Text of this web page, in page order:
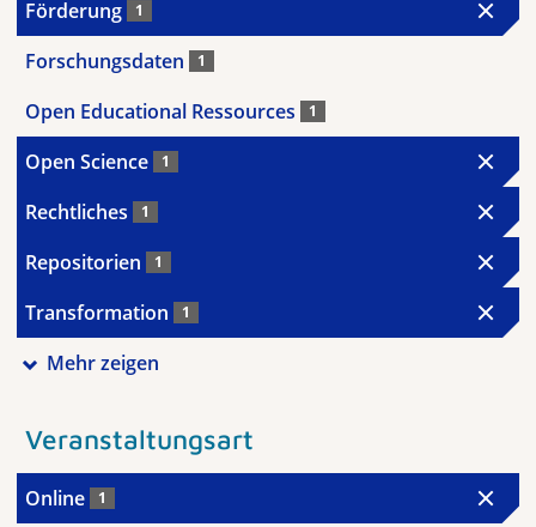
Förderung 1
Forschungsdaten 1
Open Educational Ressources 1
Open Science 1
Rechtliches 1
Repositorien 1
Transformation 1
Mehr zeigen
Veranstaltungsart
Online 1